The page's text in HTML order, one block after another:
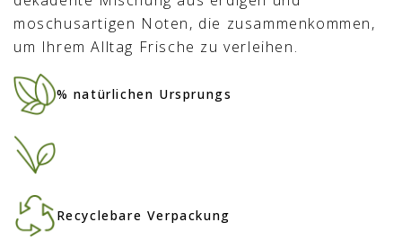
moschusartigen Noten, die zusammenkommen,
um Ihrem Alltag Frische zu verleihen.
% natürlichen Ursprungs
Recyclebare Verpackung